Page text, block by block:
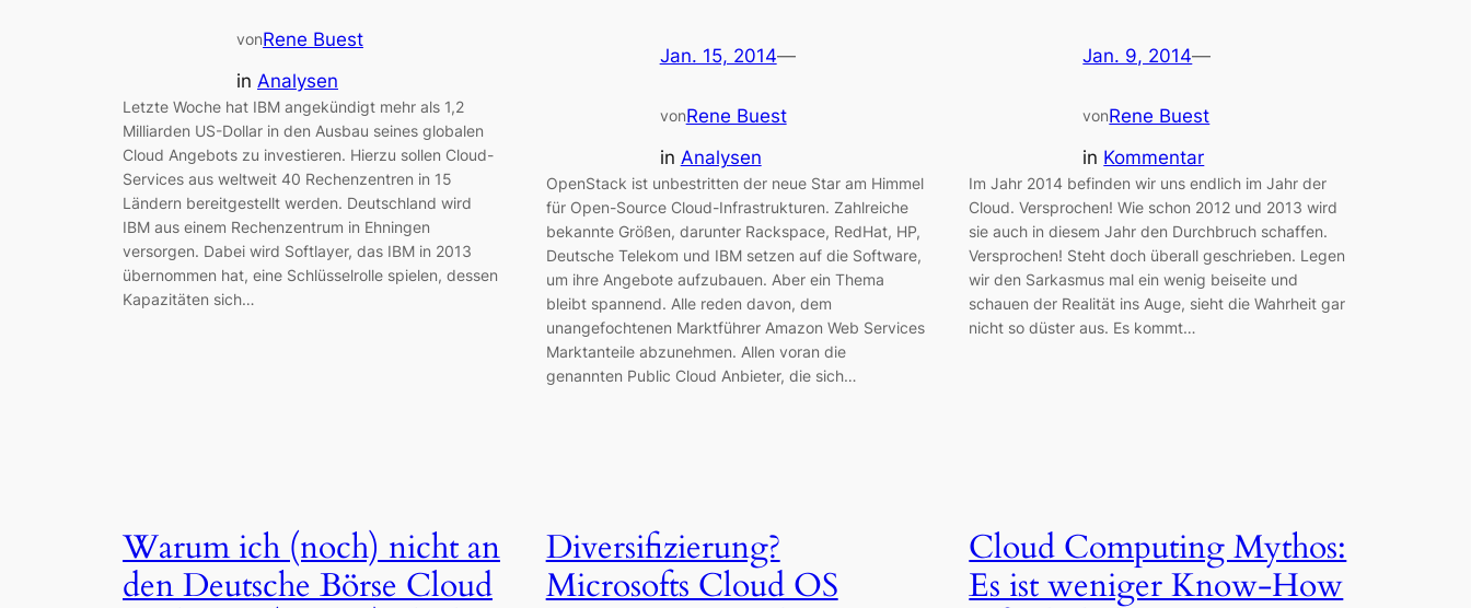
vonRene Buest
in Analysen
Letzte Woche hat IBM angekündigt mehr als 1,2
Milliarden US-Dollar in den Ausbau seines globalen
Cloud Angebots zu investieren. Hierzu sollen Cloud-
Services aus weltweit 40 Rechenzentren in 15
Ländern bereitgestellt werden. Deutschland wird
IBM aus einem Rechenzentrum in Ehningen
versorgen. Dabei wird Softlayer, das IBM in 2013
übernommen hat, eine Schlüsselrolle spielen, dessen
Kapazitäten sich…
Jan. 15, 2014—
vonRene Buest
in Analysen
OpenStack ist unbestritten der neue Star am Himmel
für Open-Source Cloud-Infrastrukturen. Zahlreiche
bekannte Größen, darunter Rackspace, RedHat, HP,
Deutsche Telekom und IBM setzen auf die Software,
um ihre Angebote aufzubauen. Aber ein Thema
bleibt spannend. Alle reden davon, dem
unangefochtenen Marktführer Amazon Web Services
Marktanteile abzunehmen. Allen voran die
genannten Public Cloud Anbieter, die sich…
Jan. 9, 2014—
vonRene Buest
in Kommentar
Im Jahr 2014 befinden wir uns endlich im Jahr der
Cloud. Versprochen! Wie schon 2012 und 2013 wird
sie auch in diesem Jahr den Durchbruch schaffen.
Versprochen! Steht doch überall geschrieben. Legen
wir den Sarkasmus mal ein wenig beiseite und
schauen der Realität ins Auge, sieht die Wahrheit gar
nicht so düster aus. Es kommt…
Warum ich (noch) nicht an
den Deutsche Börse Cloud
Diversifizierung?
Microsofts Cloud OS
Cloud Computing Mythos:
Es ist weniger Know-How